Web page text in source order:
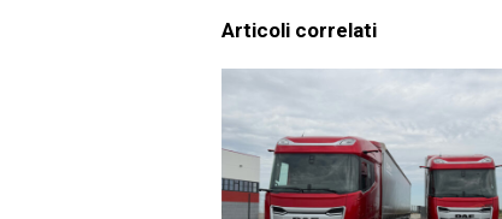
Articoli correlati